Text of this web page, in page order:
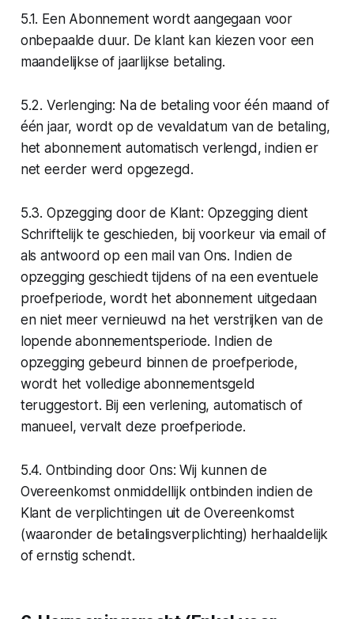
5.1. Een Abonnement wordt aangegaan voor
onbepaalde duur. De klant kan kiezen voor een
maandelijkse of jaarlijkse betaling.
5.2. Verlenging: Na de betaling voor één maand of
één jaar, wordt op de vevaldatum van de betaling,
het abonnement automatisch verlengd, indien er
net eerder werd opgezegd.
5.3. Opzegging door de Klant: Opzegging dient
Schriftelijk te geschieden, bij voorkeur via email of
als antwoord op een mail van Ons. Indien de
opzegging geschiedt tijdens of na een eventuele
proefperiode, wordt het abonnement uitgedaan
en niet meer vernieuwd na het verstrijken van de
lopende abonnementsperiode. Indien de
opzegging gebeurd binnen de proefperiode,
wordt het volledige abonnementsgeld
teruggestort. Bij een verlening, automatisch of
manueel, vervalt deze proefperiode.
5.4. Ontbinding door Ons: Wij kunnen de
Overeenkomst onmiddellijk ontbinden indien de
Klant de verplichtingen uit de Overeenkomst
(waaronder de betalingsverplichting) herhaaldelijk
of ernstig schendt.